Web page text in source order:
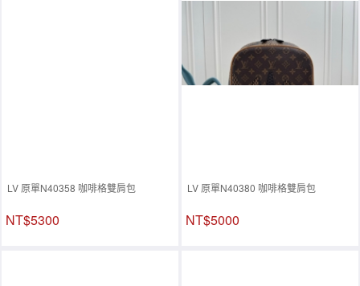
LV 原單N40358 咖啡格雙肩包
NT$5300
LV 原單N40380 咖啡格雙肩包
NT$5000